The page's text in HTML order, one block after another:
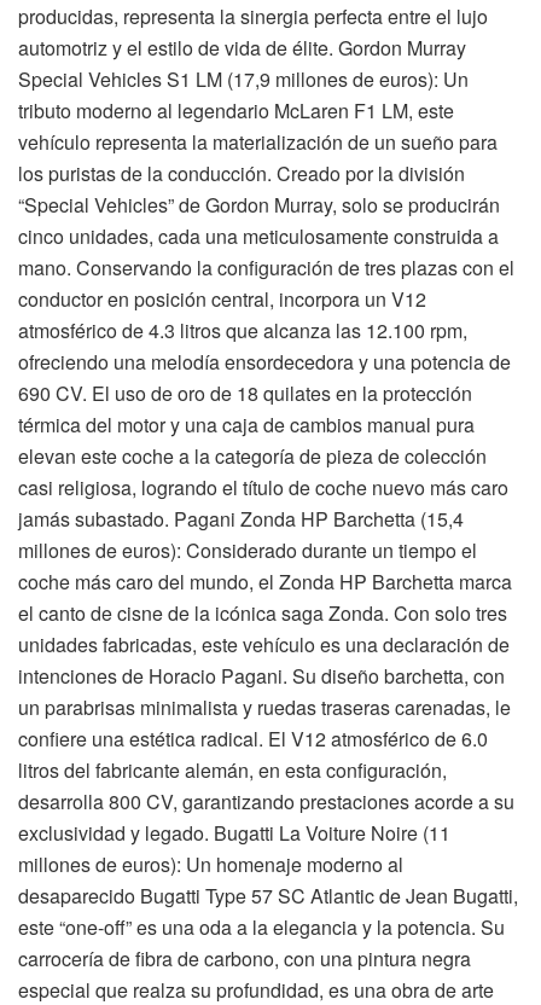
producidas, representa la sinergia perfecta entre el lujo
automotriz y el estilo de vida de élite. Gordon Murray
Special Vehicles S1 LM (17,9 millones de euros): Un
tributo moderno al legendario McLaren F1 LM, este
vehículo representa la materialización de un sueño para
los puristas de la conducción. Creado por la división
“Special Vehicles” de Gordon Murray, solo se producirán
cinco unidades, cada una meticulosamente construida a
mano. Conservando la configuración de tres plazas con el
conductor en posición central, incorpora un V12
atmosférico de 4.3 litros que alcanza las 12.100 rpm,
ofreciendo una melodía ensordecedora y una potencia de
690 CV. El uso de oro de 18 quilates en la protección
térmica del motor y una caja de cambios manual pura
elevan este coche a la categoría de pieza de colección
casi religiosa, logrando el título de coche nuevo más caro
jamás subastado. Pagani Zonda HP Barchetta (15,4
millones de euros): Considerado durante un tiempo el
coche más caro del mundo, el Zonda HP Barchetta marca
el canto de cisne de la icónica saga Zonda. Con solo tres
unidades fabricadas, este vehículo es una declaración de
intenciones de Horacio Pagani. Su diseño barchetta, con
un parabrisas minimalista y ruedas traseras carenadas, le
confiere una estética radical. El V12 atmosférico de 6.0
litros del fabricante alemán, en esta configuración,
desarrolla 800 CV, garantizando prestaciones acorde a su
exclusividad y legado. Bugatti La Voiture Noire (11
millones de euros): Un homenaje moderno al
desaparecido Bugatti Type 57 SC Atlantic de Jean Bugatti,
este “one-off” es una oda a la elegancia y la potencia. Su
carrocería de fibra de carbono, con una pintura negra
especial que realza su profundidad, es una obra de arte